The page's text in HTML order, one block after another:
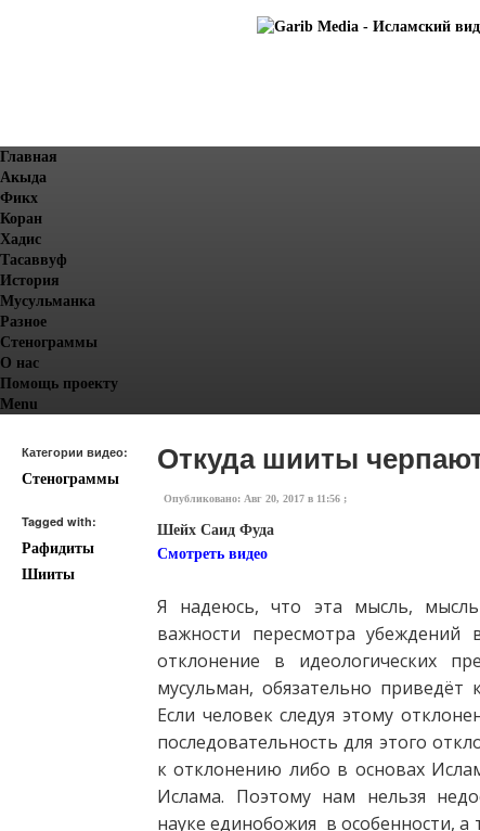
Главная
Акыда
Фикх
Коран
Хадис
Тасаввуф
История
Мусульманка
Разное
Стенограммы
О нас
Помощь проекту
Menu
Категории видео:
Стенограммы
Tagged with:
Рафидиты
Шииты
Откуда шииты
Опубликовано: Авг 20, 2017 в 11:56 ;
Шейх Саид Фуда
Смотреть видео
Я надеюсь, что эта мысль,
важности пересмотра
отклонение в идеологических
мусульман, обязательно
Если человек следуя этому
последовательность для этого
к отклонению либо в основах
Ислама. Поэтому нам нельзя
науке единобожия в особенности,